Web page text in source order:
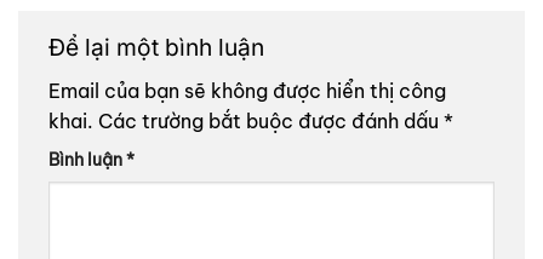
Để lại một bình luận
Email của bạn sẽ không được hiển thị công
khai. Các trường bắt buộc được đánh dấu *
Bình luận*